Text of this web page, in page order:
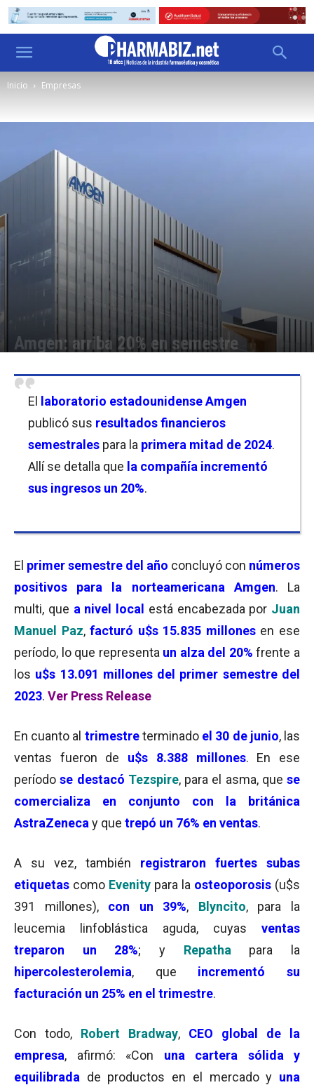
Inicio Empresas
Amgen: arriba 20% en semestre
El laboratorio estadounidenseAmgen
publicó sus resultados financieros
semestrales para la primera mitad de 2024.
Allí se detalla que la compañía incrementó
sus ingresos un 20%.
El primer semestre del año concluyó con números
positivos para la norteamericana Amgen. La
multi, que a nivel local está encabezada por Juan
Manuel Paz,facturó u$s 15.835 millones en ese
período, lo que representa un alza del 20%frente a
los u$s 13.091 millones del primer semestre del
2023. Ver Press Release
En cuanto al trimestre terminadoel 30 de junio, las
ventas fueron de u$s 8.388 millones. En ese
períodose destacó Tezspire, para el asma, que se
comercializa en conjunto con la británica
AstraZeneca y que trepó un 76% en ventas.
A su vez, también registraron fuertes subas
etiquetas como Evenity para la osteoporosis (u$s
391 millones), con un 39%, Blyncito, para la
leucemia linfoblástica aguda, cuyas ventas
treparon un 28%; y Repatha
para la
hipercolesterolemia, que incrementó su
facturación un 25% en el trimestre.
Con todo, Robert Bradway, CEO global de la
empresa, afirmó: «Con una cartera sólida y
equilibrada de productos en el mercado y una